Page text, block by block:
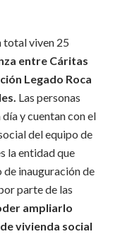
total viven 25
entre Cáritas
Legado Roca
Las personas
y cuentan con el
del equipo de
la entidad que
inauguración de
parte de las
ampliarlo
vivienda social